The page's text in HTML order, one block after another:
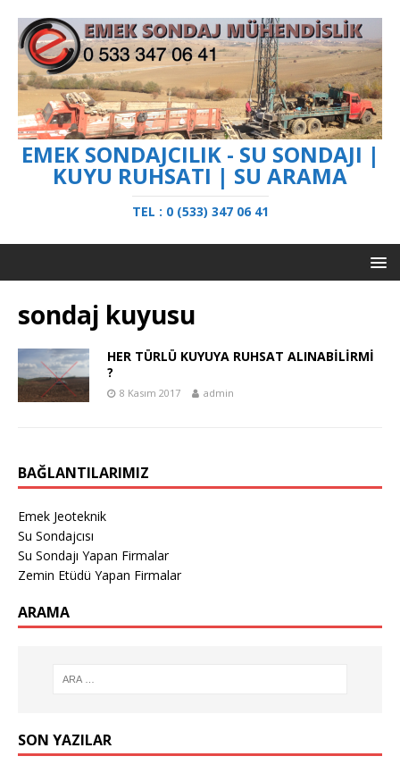
EMEK SONDAJCILIK - SU SONDAJI |
KUYU RUHSATI | SU ARAMA
TEL : 0 (533) 347 06 41
sondaj kuyusu
HER TÜRLÜ KUYUYA RUHSAT ALINABİLİRMİ
?
8 Kasım 2017 admin
BAĞLANTILARIMIZ
Emek Jeoteknik
Su Sondajcısı
Su Sondajı Yapan Firmalar
Zemin Etüdü Yapan Firmalar
ARAMA
SON YAZILAR